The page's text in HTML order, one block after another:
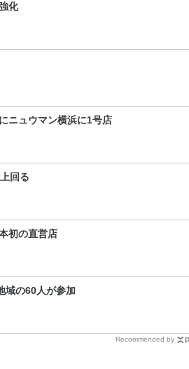
化
ニュウマン横浜に1号店
回る
初の直営店
域の60人が参加
Recommended by